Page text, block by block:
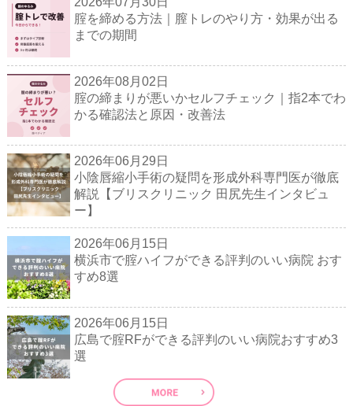
腟を締める方法｜膣トレのやり方・効果が出る
までの期間
2026年08月02日
腟の締まりが悪いかセルフチェック｜指2本でわ
かる確認法と原因・改善法
2026年06月29日
小陰唇縮小手術の疑問を形成外科専門医が徹底
解説【ブリスクリニック 田尻先生インタビュ
ー】
2026年06月15日
横浜市で腟ハイフができる評判のいい病院 おす
すめ8選
2026年06月15日
広島で腟RFができる評判のいい病院おすすめ3
選